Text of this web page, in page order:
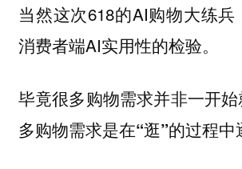
当然这次618的AI购物大练
消费者端AI实用性的检验。
毕竟很多购物需求并非一开
多购物需求是在“逛”的过程中